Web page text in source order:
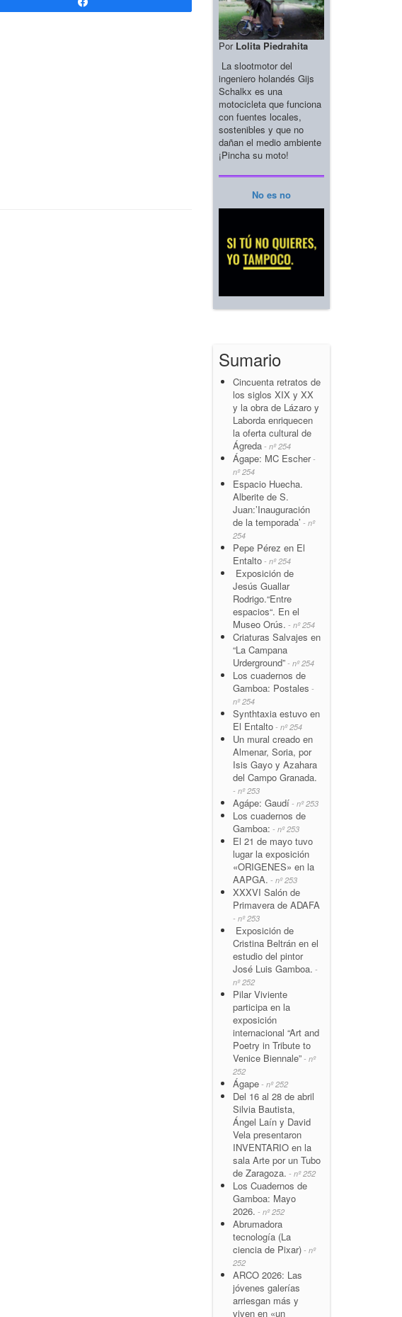
Por Lolita Piedrahita
La slootmotor del
ingeniero holandés Gijs
Schalkx es una
motocicleta que funciona
con fuentes locales,
sostenibles y que no
dañan el medio ambiente
¡Pincha su moto!
No es no
Sumario
Cincuenta retratos de
los siglos XIX y XX
y la obra de Lázaro y
Laborda enriquecen
la oferta cultural de
Ágreda - nº 254
Ágape: MC Escher-
nº 254
Espacio Huecha.
Alberite de S.
Juan:’Inauguración
de la temporada’ - nº
254
Pepe Pérez en El
Entalto - nº 254
Exposición de
Jesús Guallar
Rodrigo.“Entre
espacios“. En el
Museo Orús. - nº 254
Criaturas Salvajes en
“La Campana
Urderground” - nº 254
Los cuadernos de
Gamboa: Postales -
nº 254
Synthtaxia estuvo en
El Entalto - nº 254
Un mural creado en
Almenar, Soria, por
Isis Gayo y Azahara
del Campo Granada.
- nº 253
Agápe: Gaudí - nº 253
Los cuadernos de
Gamboa: - nº 253
El 21 de mayo tuvo
lugar la exposición
«ORIGENES» en la
AAPGA. - nº 253
XXXVI Salón de
Primavera de ADAFA
- nº 253
Exposición de
Cristina Beltrán en el
estudio del pintor
José Luis Gamboa. -
nº 252
Pilar Viviente
participa en la
exposición
internacional “Art and
Poetry in Tribute to
Venice Biennale” - nº
252
Ágape - nº 252
Del 16 al 28 de abril
Silvia Bautista,
Ángel Laín y David
Vela presentaron
INVENTARIO en la
sala Arte por un Tubo
de Zaragoza. - nº 252
Los Cuadernos de
Gamboa: Mayo
2026. - nº 252
Abrumadora
tecnología (La
ciencia de Pixar) - nº
252
ARCO 2026: Las
jóvenes galerías
arriesgan más y
viven en «un